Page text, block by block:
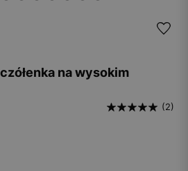
na wysokim
(2)